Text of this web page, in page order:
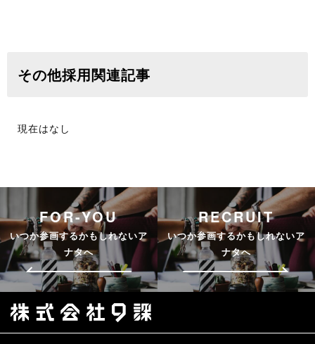
その他採用関連記事
現在はなし
FOR-YOU
いつか参画するかもしれないア
ナタへ
RECRUIT
いつか参画するかもしれないア
ナタへ